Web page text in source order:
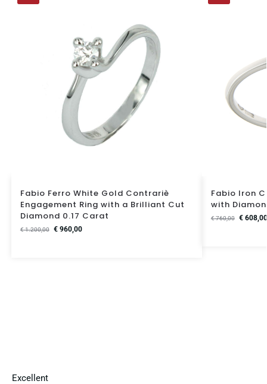
Fabio Ferro White Gold Contrariè
Engagement Ring with a Brilliant Cut
Diamond 0.17 Carat
€1.200,00 €960,00
Fabio Iron
with
€760,00 €608,00
Excellent